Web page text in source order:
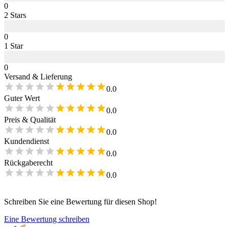
0
2 Stars
0
1 Star
0
Versand & Lieferung
0.0
Guter Wert
0.0
Preis & Qualität
0.0
Kundendienst
0.0
Rückgaberecht
0.0
Schreiben Sie eine Bewertung für diesen Shop!
Eine Bewertung schreiben